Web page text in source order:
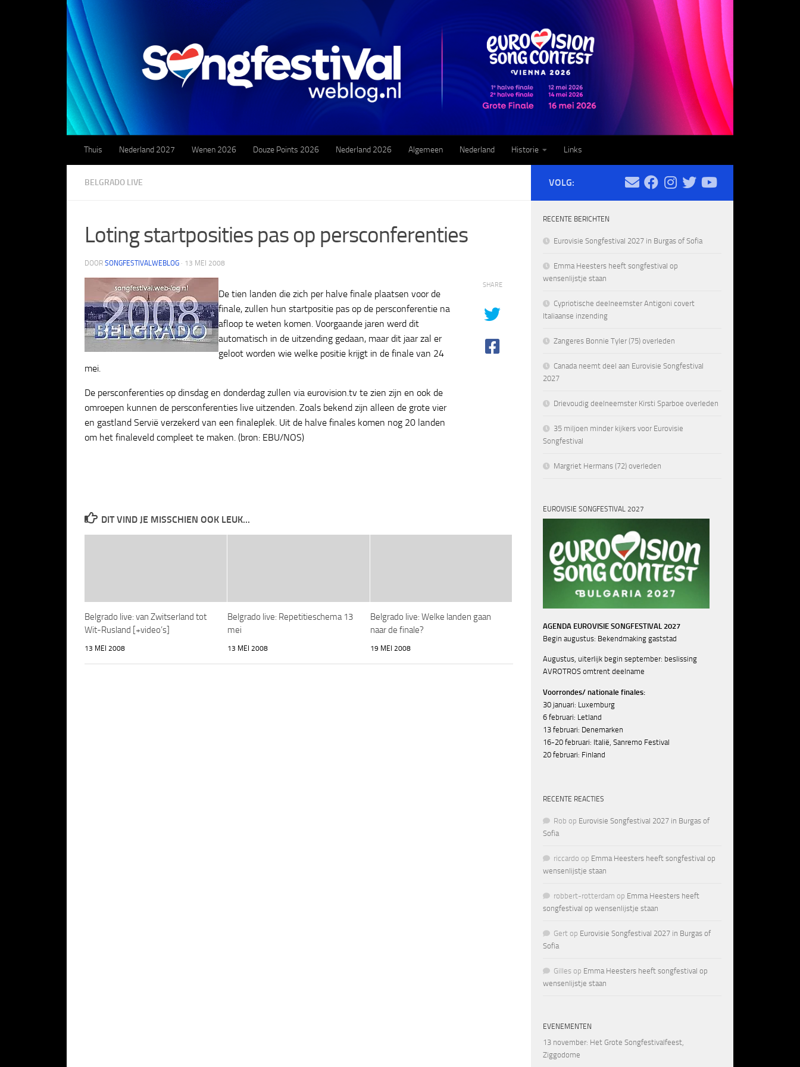
Doorgaan naar inhoud
Thuis Nederland 2027 Wenen 2026 Douze Points 2026 Nederland 2026 Algemeen Nederland Historie Links
BELGRADO LIVE
Loting startposities pas op persconferenties
DOOR SONGFESTIVALWEBLOG · 13 MEI 2008
De tien landen die zich per halve finale plaatsen voor de
finale, zullen hun startpositie pas op de persconferentie na
afloop te weten komen. Voorgaande jaren werd dit
automatisch in de uitzending gedaan, maar dit jaar zal er
geloot worden wie welke positie krijgt in de finale van 24
mei.
De persconferenties op dinsdag en donderdag zullen via eurovision.tv te zien zijn en ook de
omroepen kunnen de persconferenties live uitzenden. Zoals bekend zijn alleen de grote vier
en gastland Servië verzekerd van een finaleplek. Uit de halve finales komen nog 20 landen
om het finaleveld compleet te maken. (bron: EBU/NOS)
SHARE
DIT VIND JE MISSCHIEN OOK LEUK...
Belgrado live: van Zwitserland tot
Wit-Rusland [+video’s]
13 MEI 2008
Belgrado live: Repetitieschema 13
mei
13 MEI 2008
Belgrado live: Welke landen gaan
naar de finale?
19 MEI 2008
VOLG:
RECENTE BERICHTEN
Eurovisie Songfestival 2027 in Burgas of Sofia
Emma Heesters heeft songfestival op
wensenlijstje staan
Cypriotische deelneemster Antigoni covert
Italiaanse inzending
Zangeres Bonnie Tyler (75) overleden
Canada neemt deel aan Eurovisie Songfestival
2027
Drievoudig deelneemster Kirsti Sparboe overleden
35 miljoen minder kijkers voor Eurovisie
Songfestival
Margriet Hermans (72) overleden
EUROVISIE SONGFESTIVAL 2027
AGENDA EUROVISIE SONGFESTIVAL 2027
Begin augustus: Bekendmaking gaststad
Augustus, uiterlijk begin september: beslissing
AVROTROS omtrent deelname
Voorrondes/ nationale finales:
30 januari: Luxemburg
6 februari: Letland
13 februari: Denemarken
16-20 februari: Italië, Sanremo Festival
20 februari: Finland
RECENTE REACTIES
Rob op Eurovisie Songfestival 2027 in Burgas of
Sofia
riccardo op Emma Heesters heeft songfestival op
wensenlijstje staan
robbert-rotterdam op Emma Heesters heeft
songfestival op wensenlijstje staan
Gert op Eurovisie Songfestival 2027 in Burgas of
Sofia
Gilles op Emma Heesters heeft songfestival op
wensenlijstje staan
EVENEMENTEN
13 november: Het Grote Songfestivalfeest,
Ziggodome